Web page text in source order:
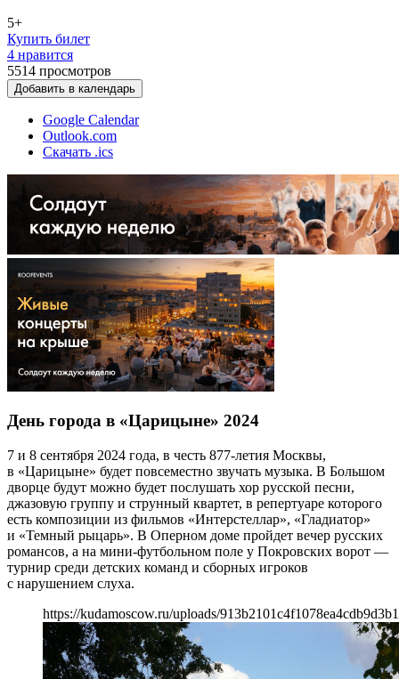
5+
Купить билет
4 нравится
5514 просмотров
Добавить в календарь
Google Calendar
Outlook.com
Скачать .ics
День города в «Царицыне» 2024
7 и 8 сентября 2024 года, в честь 877-летия Москвы,
в «Царицыне» будет повсеместно звучать музыка. В Большом
дворце будут можно будет послушать хор русской песни,
джазовую группу и струнный квартет, в репертуаре которого
есть композиции из фильмов «Интерстеллар», «Гладиатор»
и «Темный рыцарь». В Оперном доме пройдет вечер русских
романсов, а на мини-футбольном поле у Покровских ворот —
турнир среди детских команд и сборных игроков
с нарушением слуха.
https://kudamoscow.ru/uploads/